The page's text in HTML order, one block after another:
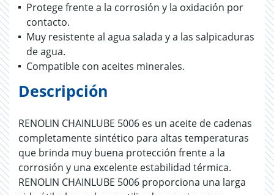
Protege frente a la corrosión y la oxidación por
contacto.
Muy resistente al agua salada y a las salpicaduras
de agua.
Compatible con aceites minerales.
Descripción
RENOLIN CHAINLUBE 5006 es un aceite de cadenas
completamente sintético para altas temperaturas
que brinda muy buena protección frente a la
corrosión y una excelente estabilidad térmica.
RENOLIN CHAINLUBE 5006 proporciona una larga